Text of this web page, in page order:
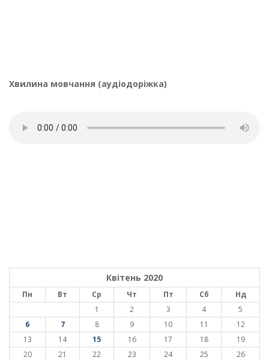
Хвилина мовчання (аудіодоріжка)
Квітень 2020
Пн Вт Ср Чт Пт Сб
Нд
1
2 3 4
5
6
7 8 9 10 11
12
13
14 15 16 17 18
19
20
21 22 23 24 25
26